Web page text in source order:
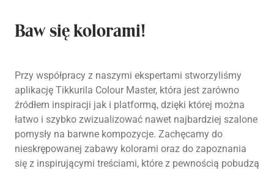
Baw się kolorami!
Przy współpracy z naszymi ekspertami stworzyliśmy
aplikację Tikkurila Colour Master, która jest zarówno
źródłem inspiracji jak i platformą, dzięki której można
łatwo i szybko zwizualizować nawet najbardziej szalone
pomysły na barwne kompozycje. Zachęcamy do
nieskrępowanej zabawy kolorami oraz do zapoznania
się z inspirującymi treściami, które z pewnością pobudzą